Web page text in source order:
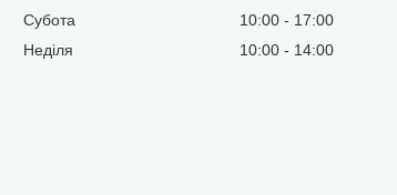
Субота
10:00
17:00
Неділя
10:00 14:00